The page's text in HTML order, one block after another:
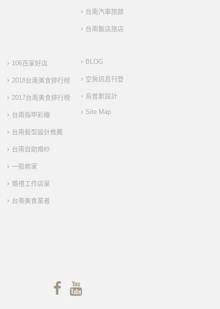
台南汽車旅館
台南飯店旅店
106百家好店
2018台南美食排行榜
2017台南美食排行榜
台南指甲彩繪
台南髮型設計推薦
台南自助婚紗
一般商家
婚禮工作店家
台南美食業者
BLOG
空房訊息刊登
烏普斯設計
Site Map